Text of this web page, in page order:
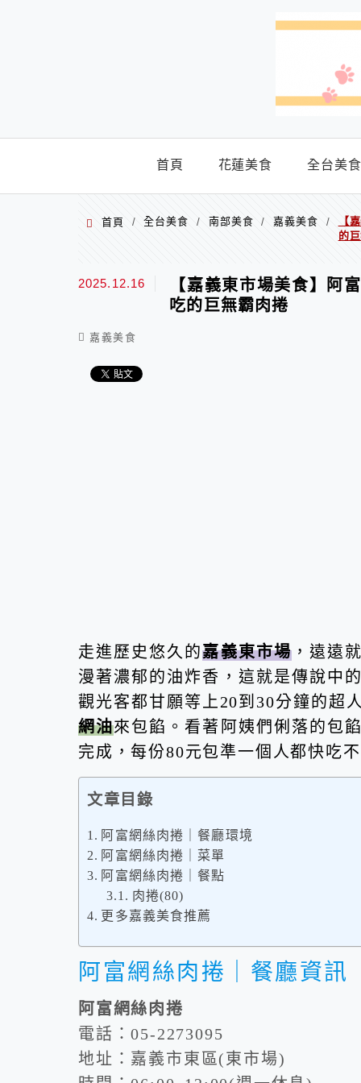
首頁 花蓮美食 全台美食
首頁 / 全台美食 / 南部美食 / 嘉義美食 /
【
的
2025.12.16
【嘉義東市場美食】阿
吃的巨無霸肉捲
嘉義美食
走進歷史悠久的嘉義東市場，遠遠
漫著濃郁的油炸香，這就是傳說中
觀光客都甘願等上20到30分鐘的超
網油來包餡。看著阿姨們俐落的包
完成，每份80元包準一個人都快吃
文章目錄
阿富網絲肉捲｜餐廳環境
阿富網絲肉捲｜菜單
阿富網絲肉捲｜餐點
肉捲(80)
更多嘉義美食推薦
阿富網絲肉捲｜餐廳資訊
阿富網絲肉捲
電話：05-2273095
地址：嘉義市東區(東市場)